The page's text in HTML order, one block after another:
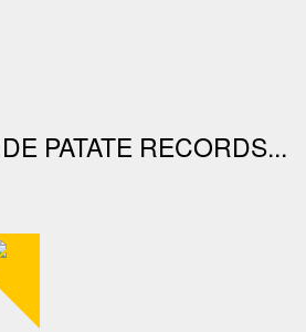
PATATE RECORDS...